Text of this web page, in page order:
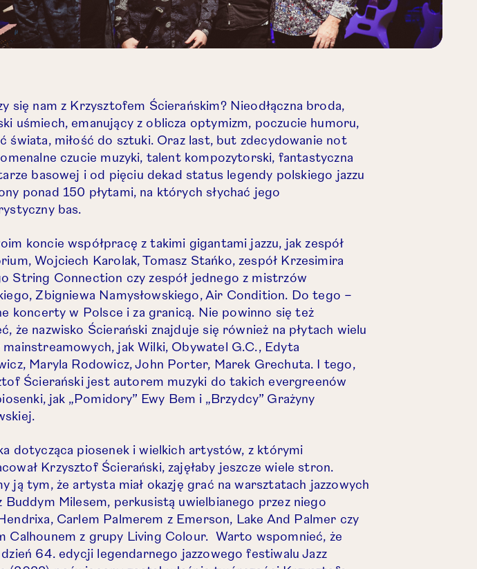
się nam z Krzysztofem Ścierańskim? Nieodłączna broda,
uśmiech, emanujący z oblicza optymizm, poczucie humoru,
świata, miłość do sztuki. Oraz last, but zdecydowanie not
czucie muzyki, talent kompozytorski, fantastyczna
basowej i od pięciu dekad status legendy polskiego jazzu
ponad 150 płytami, na których słychać jego
bas.
koncie współpracę z takimi gigantami jazzu, jak zespół
Wojciech Karolak, Tomasz Stańko, zespół Krzesimira
String Connection czy zespół jednego z mistrzów
Zbigniewa Namysłowskiego, Air Condition. Do tego –
koncerty w Polsce i za granicą. Nie powinno się też
że nazwisko Ścierański znajduje się również na płytach wielu
jak Wilki, Obywatel G.C., Edyta
Maryla Rodowicz, John Porter, Marek Grechuta. I tego,
Ścierański jest autorem muzyki do takich evergreenów
jak „Pomidory” Ewy Bem i „Brzydcy” Grażyny
dotycząca piosenek i wielkich artystów, z którymi
Krzysztof Ścierański, zajęłaby jeszcze wiele stron.
ją tym, że artysta miał okazję grać na warsztatach jazzowych
Buddym Milesem, perkusistą uwielbianego przez niego
Carlem Palmerem z Emerson, Lake And Palmer czy
Calhounem z grupy Living Colour. Warto wspomnieć, że
64. edycji legendarnego jazzowego festiwalu Jazz